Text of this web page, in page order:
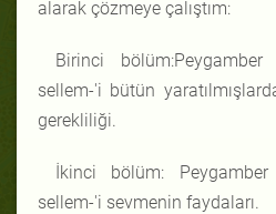
alarak çözmeye çalıştım:
Birinci
sellem-'i bütün
gerekliliği.
İkinci bölüm:
sellem-'i sevmenin faydaları.